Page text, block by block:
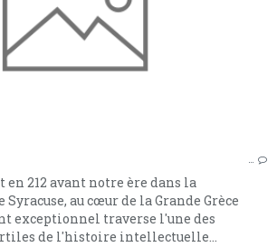
…
en 212 avant notre ère dans la
au cœur de la Grande Grèce
exceptionnel traverse l'une des
de l'histoire intellectuelle...